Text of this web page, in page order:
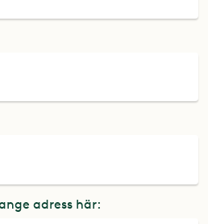
adress här: